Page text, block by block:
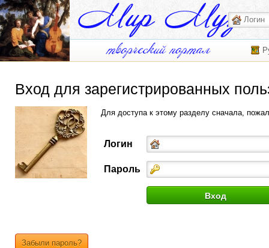
Вход для зарегистрированных
Для доступа к этому разделу сначала,
Логин
Пароль
Забыли пароль?